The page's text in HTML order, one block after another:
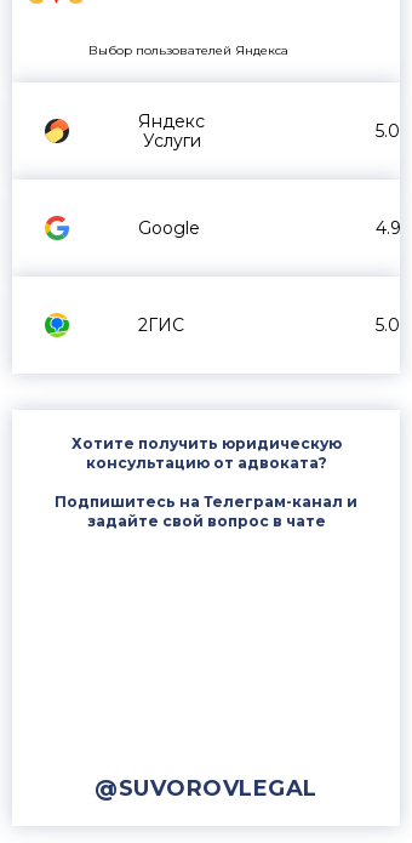
Выбор пользователей Яндекса
Яндекс
Услуги
5.0
Google 4.9
2ГИС 5.0
Хотите получить юридическую
консультацию от адвоката?
Подпишитесь на Телеграм-канал и
задайте свой вопрос в чате
@SUVOROVLEGAL